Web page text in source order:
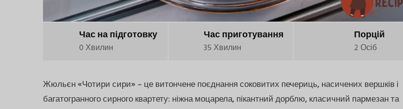
Час на підготовку
0 Хвилин
Час приготування
35 Хвилин
Порцій
2 Осіб
Жюльєн «Чотири сири» – це витончене поєднання соковитих печериць, насичених вершків і
багатогранного сирного квартету: ніжна моцарела, пікантний дорблю, класичний пармезан та